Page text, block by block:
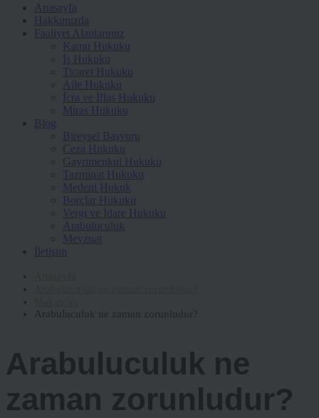
Anasayfa
Hakkımızda
Faaliyet Alanlarımız
Kamu Hukuku
İş Hukuku
Ticaret Hukuku
Aile Hukuku
İcra ve İflas Hukuku
Miras Hukuku
Blog
Bireysel Başvuru
Ceza Hukuku
Gayrimenkul Hukuku
Tazminat Hukuku
Medeni Hukuk
Borçlar Hukuku
Vergi ve İdare Hukuku
Arabuluculuk
Mevzuat
İletişim
Arabuluculuk ne zaman zorunludur?
Arabuluculuk ne
zaman zorunludur?